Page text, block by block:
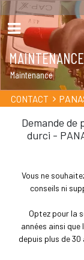
Maintenance
CONTACT
Demande de
durci -
Vous ne
conseils ni
Optez pour la
années ainsi
depuis plus de